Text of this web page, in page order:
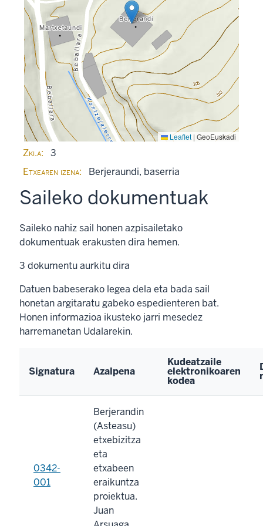
Leaflet | GeoEuskadi
Zki.a
3
Etxearen izena
Berjeraundi, baserria
Saileko dokumentuak
Saileko nahiz sail honen azpisailetako
dokumentuak erakusten dira hemen.
3 dokumentu aurkitu dira
Datuen babeserako legea dela eta bada sail
honetan argitaratu gabeko espedienteren bat.
Honen informazioa ikusteko jarri mesedez
harremanetan Udalarekin.
Signatura Azalpena
Kudeatzaile
elektronikoaren
kodea
0342-
001
Berjerandin
(Asteasu)
etxebizitza
eta
etxabeen
eraikuntza
proiektua.
Juan